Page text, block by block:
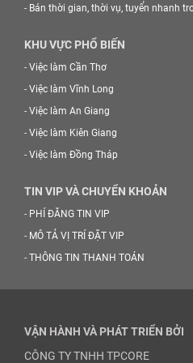
- Bán thời gian, thời vụ, tuyển nhanh
KHU VỰC PHỔ BIẾN
- Việc làm Cần Thơ
- Việc làm Vĩnh Long
- Việc làm An Giang
- Việc làm Kiên Giang
- Việc làm Đồng Tháp
TIN VIP VÀ CHUYỂN KHOẢN
- PHÍ ĐĂNG TIN VIP
- MÔ TẢ VỊ TRÍ ĐẶT VIP
- THÔNG TIN THANH TOÁN
VẬN HÀNH VÀ PHÁT TRIỂN BỞI
CÔNG TY TNHH TPCORE